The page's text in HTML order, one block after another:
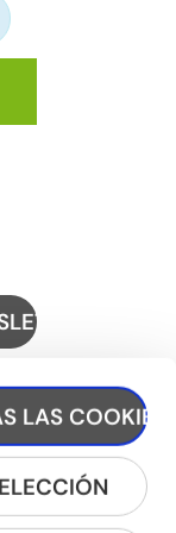
LAS COOKIES